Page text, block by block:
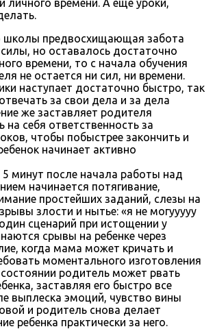
личного времени. А еще уроки,
школы предвосхищающая забота
но оставалось достаточно
времени, то с начала обучения
не остается ни сил, ни времени.
наступает достаточно быстро, так
за свои дела и за дела
же заставляет родителя
на себя ответственность за
чтобы побыстрее закончить и
начинает активно
5 минут после начала работы над
начинается потягивание,
простейших заданий, слезы на
злости и нытье: «я не могууууу
сценарий при истощении у
срывы на ребенке через
когда мама может кричать и
моментального изготовления
родитель может рвать
заставляя его быстро все
выплеска эмоций, чувство вины
и родитель снова делает
ребенка практически за него.